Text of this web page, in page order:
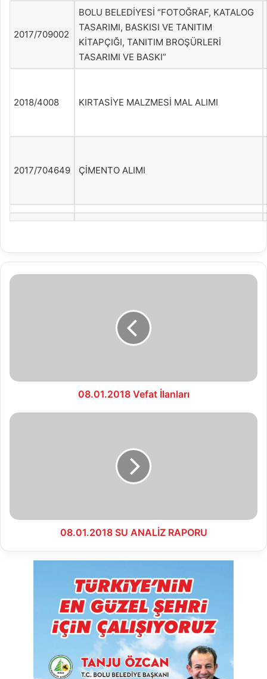
2017/709002
BOLU BELEDİYESİ “FOTOĞRAF, KATALOG
TASARIMI, BASKISI VE TANITIM
KİTAPÇIĞI, TANITIM BROŞÜRLERİ
TASARIMI VE BASKI”
2018/4008 KIRTASİYE MALZMESİ MAL ALIMI
2017/704649 ÇİMENTO ALIMI
08.01.2018
08.01.2018 Vefat İlanları
08.01.2018
08.01.2018 SU ANALİZ RAPORU